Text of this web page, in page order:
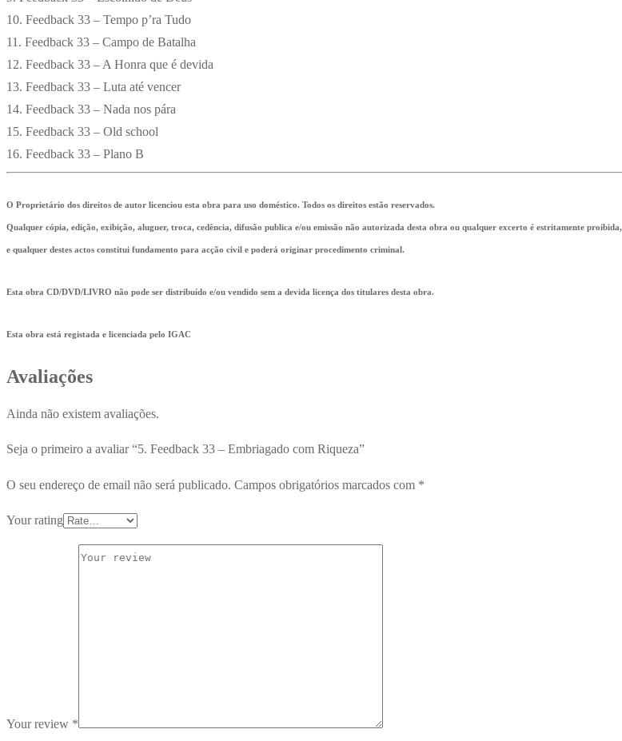
10. Feedback 33 – Tempo p’ra Tudo
11. Feedback 33 – Campo de Batalha
12. Feedback 33 – A Honra que é devida
13. Feedback 33 – Luta até vencer
14. Feedback 33 – Nada nos pára
15. Feedback 33 – Old school
16. Feedback 33 – Plano B
O Proprietário dos direitos de autor licenciou esta obra para uso doméstico. Todos os direitos estão reservados.
Qualquer cópia, edição, exibição, aluguer, troca, cedência, difusão publica e/ou emissão não autorizada desta obra ou qualquer excerto é estritamente proibida,
e qualquer destes actos constitui fundamento para acção civil e poderá originar procedimento criminal.
Esta obra CD/DVD/LIVRO não pode ser distribuído e/ou vendido sem a devida licença dos titulares desta obra.
Esta obra está registada e licenciada pelo IGAC
Avaliações
Ainda não existem avaliações.
Seja o primeiro a avaliar “5. Feedback 33 – Embriagado com Riqueza”
O seu endereço de email não será publicado. Campos obrigatórios marcados com *
Your rating
Your review *